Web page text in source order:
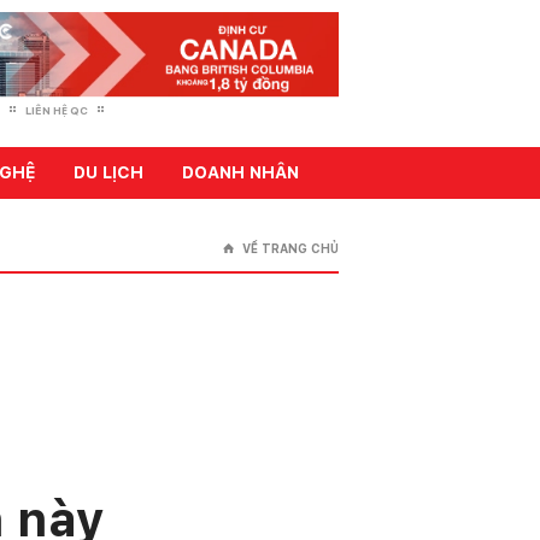
LIÊN HỆ QC
DU LỊCH DOANH NHÂN
⌂ VỀ TRANG CHỦ
này